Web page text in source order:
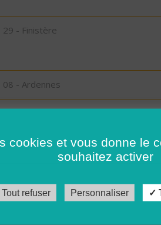
29 - Finistère
08 - Ardennes
cookies et vous donne le
souhaitez activer
Tout refuser Personnaliser